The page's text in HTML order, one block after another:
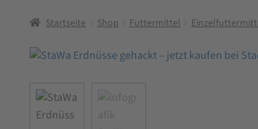
Startseite Shop Futtermittel